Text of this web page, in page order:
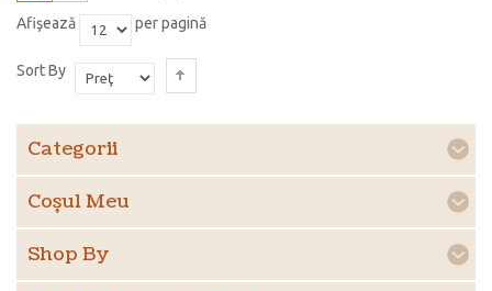
Afişează
per pagină
Sort By
Categorii
Coşul Meu
Shop By